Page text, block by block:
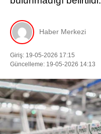
Haber Merkezi
Giriş: 19-05-2026 17:15
Güncelleme: 19-05-2026 14:13